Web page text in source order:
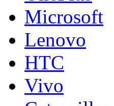
Microsoft
Lenovo
HTC
Vivo